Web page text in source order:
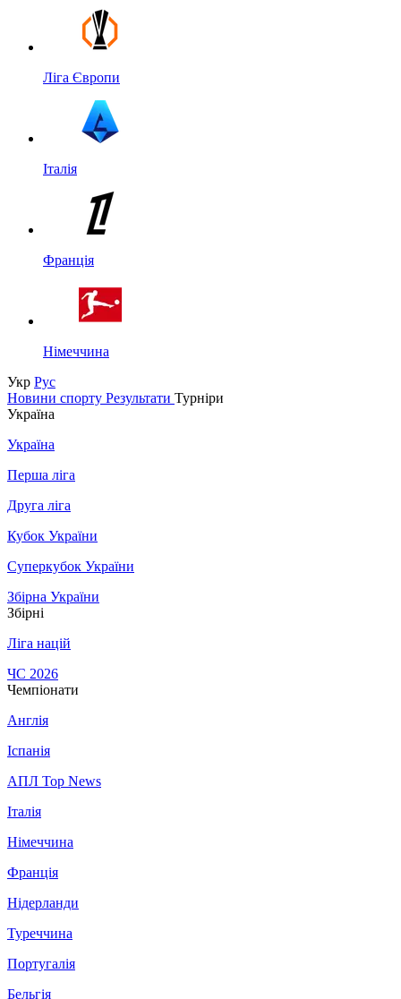
Ліга Європи
Італія
Франція
Німеччина
Укр Рус
Новини спорту Результати Турніри
Україна
Україна
Перша ліга
Друга ліга
Кубок України
Суперкубок України
Збірна України
Збірні
Ліга націй
ЧС 2026
Чемпіонати
Англія
Іспанія
АПЛ Top News
Італія
Німеччина
Франція
Нідерланди
Туреччина
Португалія
Бельгія